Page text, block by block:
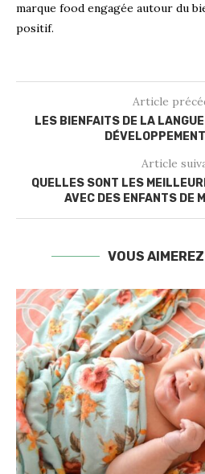
marque food engagée autour du
positif.
Article
LES BIENFAITS DE LA
Article
QUELLES SONT LES
AVEC DES ENFANTS DE
VOUS